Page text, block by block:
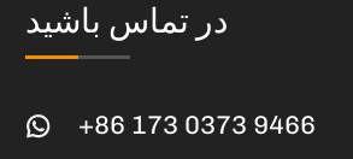
در تماس باشید
+86 173 0373 9466